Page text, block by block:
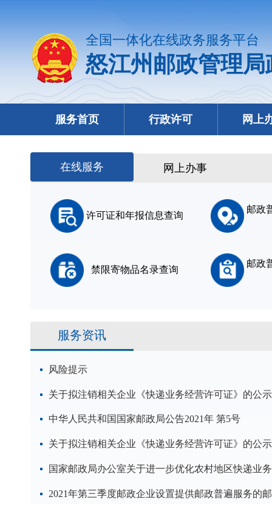
全国一体化在线政务服务平台
怒江州邮政管理
服务首页 行政许可 网上
在线服务 网上办事
许可证和年报信息查询
邮政
禁限寄物品名录查询
邮政
服务资讯
风险提示
关于拟注销相关企业《快递业务经营许可证》的公示
中华人民共和国国家邮政局公告2021年 第5号
关于拟注销相关企业《快递业务经营许可证》的公示